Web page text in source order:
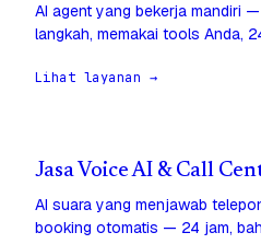
AI agent yang bekerja mandiri
langkah, memakai tools Anda,
Lihat layanan →
Jasa Voice AI & Call
AI suara yang menjawab
booking otomatis — 24 jam,